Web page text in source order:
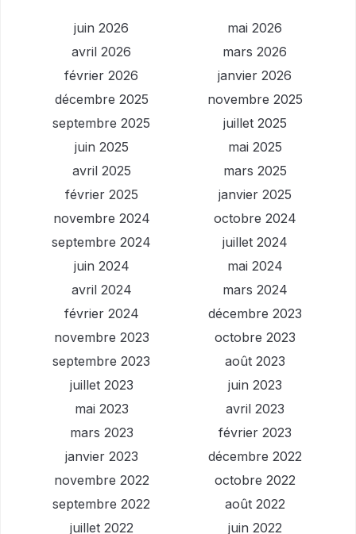
juin 2026
mai 2026
avril 2026
mars 2026
février 2026
janvier 2026
décembre 2025
novembre 2025
septembre 2025
juillet 2025
juin 2025
mai 2025
avril 2025
mars 2025
février 2025
janvier 2025
novembre 2024
octobre 2024
septembre 2024
juillet 2024
juin 2024
mai 2024
avril 2024
mars 2024
février 2024
décembre 2023
novembre 2023
octobre 2023
septembre 2023
août 2023
juillet 2023
juin 2023
mai 2023
avril 2023
mars 2023
février 2023
janvier 2023
décembre 2022
novembre 2022
octobre 2022
septembre 2022
août 2022
juillet 2022
juin 2022